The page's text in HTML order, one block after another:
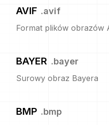
AVIF .avif
Format plików obrazów
BAYER .bayer
Surowy obraz Bayera
BMP .bmp